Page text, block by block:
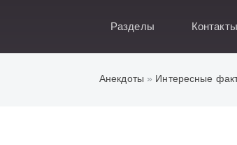
Разделы Контакты
Анекдоты » Интересные